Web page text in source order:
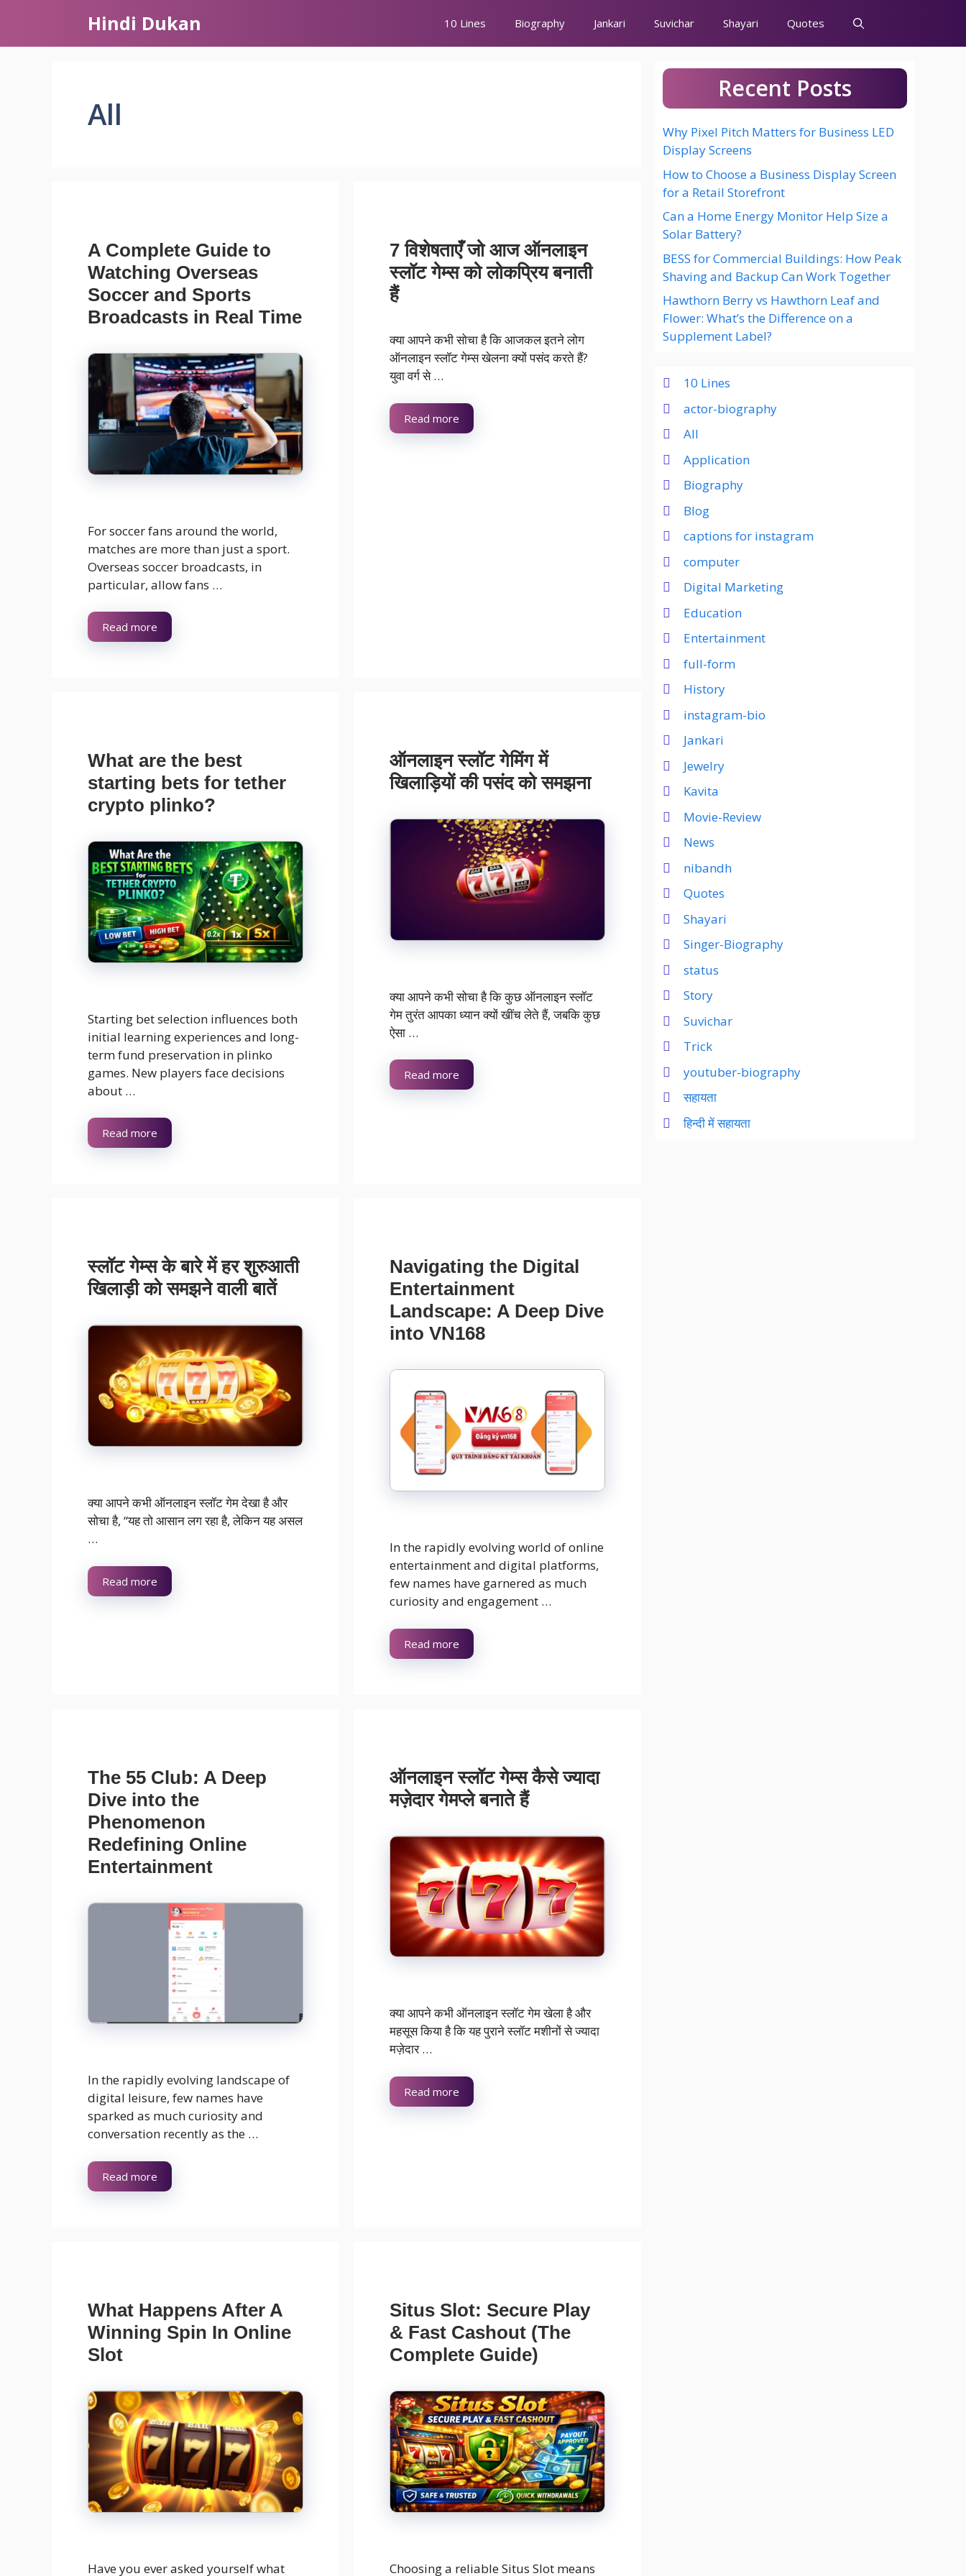
content
Hindi Dukan 10 Lines Biography Jankari Suvichar Shayari Quotes
All
A Complete Guide to
Watching Overseas
Soccer and Sports
Broadcasts in Real Time
For soccer fans around the world,
matches are more than just a sport.
Overseas soccer broadcasts, in
particular, allow fans …
Read more
7 विशेषताएँ जो आज ऑनलाइन
स्लॉट गेम्स को लोकप्रिय बनाती
हैं
क्या आपने कभी सोचा है कि आजकल इतने लोग
ऑनलाइन स्लॉट गेम्स खेलना क्यों पसंद करते हैं?
युवा वर्ग से …
Read more
What are the best
starting bets for tether
crypto plinko?
Starting bet selection influences both
initial learning experiences and long-
term fund preservation in plinko
games. New players face decisions
about …
Read more
ऑनलाइन स्लॉट गेमिंग में
खिलाड़ियों की पसंद को समझना
क्या आपने कभी सोचा है कि कुछ ऑनलाइन स्लॉट
गेम तुरंत आपका ध्यान क्यों खींच लेते हैं, जबकि कुछ
ऐसा …
Read more
स्लॉट गेम्स के बारे में हर शुरुआती
खिलाड़ी को समझने वाली बातें
क्या आपने कभी ऑनलाइन स्लॉट गेम देखा है और
सोचा है, “यह तो आसान लग रहा है, लेकिन यह असल
…
Read more
Navigating the Digital
Entertainment
Landscape: A Deep Dive
into VN168
In the rapidly evolving world of online
entertainment and digital platforms,
few names have garnered as much
curiosity and engagement …
Read more
The 55 Club: A Deep
Dive into the
Phenomenon
Redefining Online
Entertainment
In the rapidly evolving landscape of
digital leisure, few names have
sparked as much curiosity and
conversation recently as the …
Read more
ऑनलाइन स्लॉट गेम्स कैसे ज्यादा
मज़ेदार गेमप्ले बनाते हैं
क्या आपने कभी ऑनलाइन स्लॉट गेम खेला है और
महसूस किया है कि यह पुराने स्लॉट मशीनों से ज्यादा
मज़ेदार …
Read more
What Happens After A
Winning Spin In Online
Slot
Have you ever asked yourself what
Situs Slot: Secure Play
& Fast Cashout (The
Complete Guide)
Choosing a reliable Situs Slot means
Recent Posts
Why Pixel Pitch Matters for Business LED
Display Screens
How to Choose a Business Display Screen
for a Retail Storefront
Can a Home Energy Monitor Help Size a
Solar Battery?
BESS for Commercial Buildings: How Peak
Shaving and Backup Can Work Together
Hawthorn Berry vs Hawthorn Leaf and
Flower: What’s the Difference on a
Supplement Label?
10 Lines
actor-biography
All
Application
Biography
Blog
captions for instagram
computer
Digital Marketing
Education
Entertainment
full-form
History
instagram-bio
Jankari
Jewelry
Kavita
Movie-Review
News
nibandh
Quotes
Shayari
Singer-Biography
status
Story
Suvichar
Trick
youtuber-biography
सहायता
हिन्दी में सहायता